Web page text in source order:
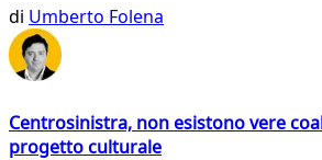
di Umberto Folena
Centrosinistra, non esistono vere
progetto culturale